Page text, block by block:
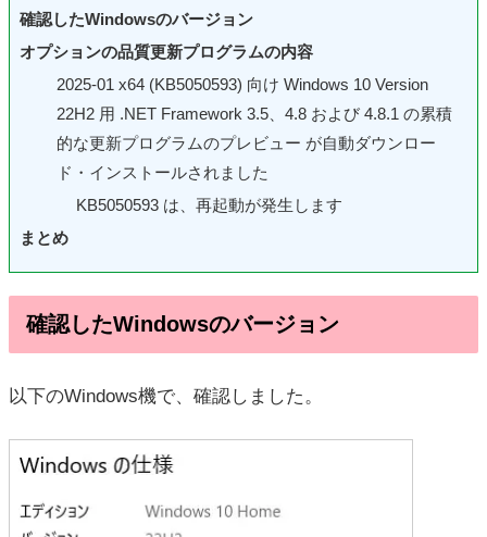
確認したWindowsのバージョン
オプションの品質更新プログラムの内容
2025-01 x64 (KB5050593) 向け Windows 10 Version
22H2 用 .NET Framework 3.5、4.8 および 4.8.1 の累積
的な更新プログラムのプレビュー が自動ダウンロー
ド・インストールされました
KB5050593 は、再起動が発生します
まとめ
確認したWindowsのバージョン
以下のWindows機で、確認しました。